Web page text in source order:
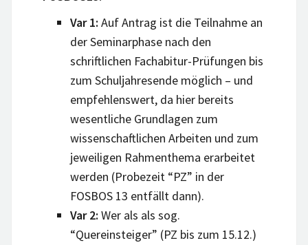
Var 1: Auf Antrag ist die Teilnahme an
der Seminarphase nach den
schriftlichen Fachabitur-Prüfungen bis
zum Schuljahresende möglich – und
empfehlenswert, da hier bereits
wesentliche Grundlagen zum
wissenschaftlichen Arbeiten und zum
jeweiligen Rahmenthema erarbeitet
werden (Probezeit “PZ” in der
FOSBOS 13 entfällt dann).
Var 2: Wer als als sog.
“Quereinsteiger” (PZ bis zum 15.12.)